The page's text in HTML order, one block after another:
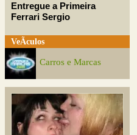
Entregue a Primeira
Ferrari Sergio
VeÃ­culos
Carros e Marcas